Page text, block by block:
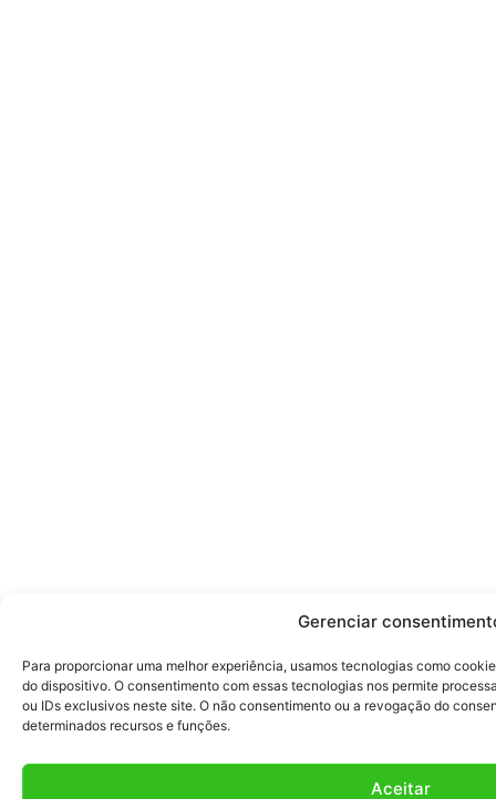
Gerenciar
Para proporcionar uma melhor experiência, usamos tecnologias como
do dispositivo. O consentimento com essas tecnologias nos permite
ou IDs exclusivos neste site. O não consentimento ou a revogação do
determinados recursos e funções.
Aceitar